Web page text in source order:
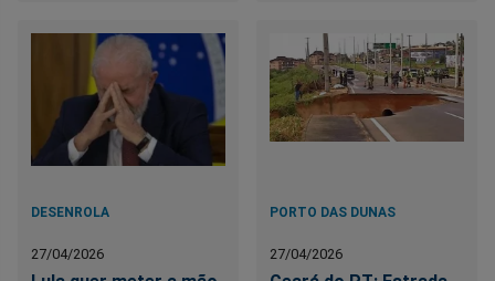
DESENROLA
27/04/2026
PORTO DAS DUNAS
27/04/2026